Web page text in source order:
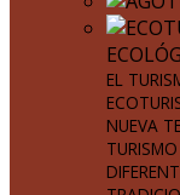
EL
NUEVA